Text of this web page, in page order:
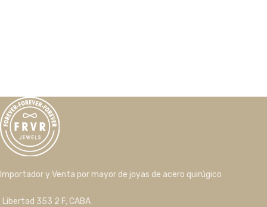
Importador y Venta por mayor de joyas de acero quirúgico
Libertad 353 2 F, CABA